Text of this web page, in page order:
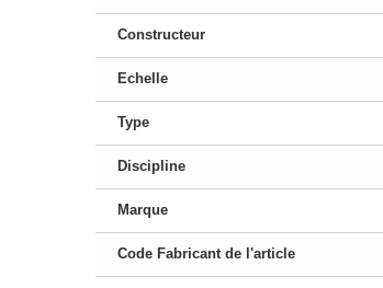
Constructeur
Echelle
Type
Discipline
Marque
Code Fabricant de l'article